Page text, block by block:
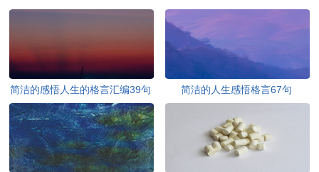
简洁的感悟人生的格言汇编39句 简洁的人生感悟格言67句